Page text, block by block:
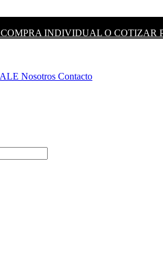
INDIVIDUAL O COTIZAR
Nosotros Contacto